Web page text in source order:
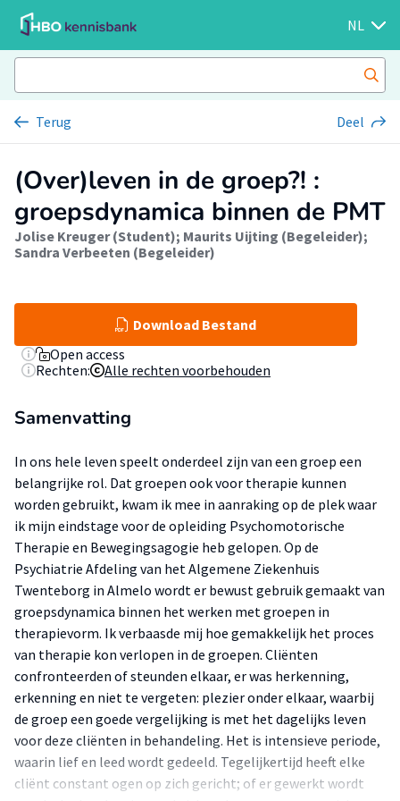
NL
Terug Deel
(Over)leven in de groep?! :
groepsdynamica binnen de PMT
Jolise Kreuger (Student); Maurits Uijting (Begeleider);
Sandra Verbeeten (Begeleider)
Download Bestand
Open access
Rechten:
Alle rechten voorbehouden
Samenvatting
In ons hele leven speelt onderdeel zijn van een groep een
belangrijke rol. Dat groepen ook voor therapie kunnen
worden gebruikt, kwam ik mee in aanraking op de plek waar
ik mijn eindstage voor de opleiding Psychomotorische
Therapie en Bewegingsagogie heb gelopen. Op de
Psychiatrie Afdeling van het Algemene Ziekenhuis
Twenteborg in Almelo wordt er bewust gebruik gemaakt van
groepsdynamica binnen het werken met groepen in
therapievorm. Ik verbaasde mij hoe gemakkelijk het proces
van therapie kon verlopen in de groepen. Cliënten
confronteerden of steunden elkaar, er was herkenning,
erkenning en niet te vergeten: plezier onder elkaar, waarbij
de groep een goede vergelijking is met het dagelijks leven
voor deze cliënten in behandeling. Het is intensieve periode,
waarin lief en leed wordt gedeeld. Tegelijkertijd heeft elke
cliënt constant ogen op zich gericht; of er gewerkt wordt